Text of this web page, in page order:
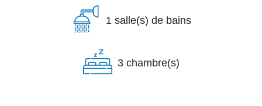
1 salle(s) de bains
3 chambre(s)